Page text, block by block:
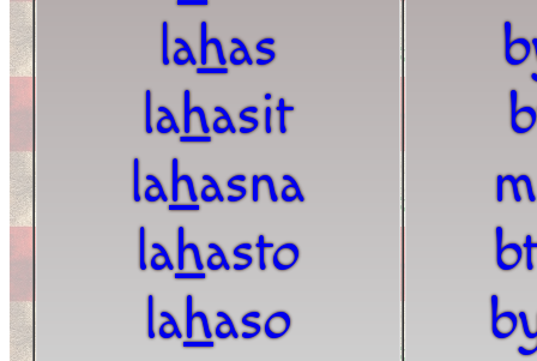
lahas
lahasit
lahasna
lahasto
lahaso